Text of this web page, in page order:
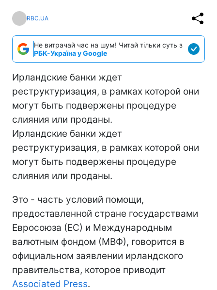
RBC.UA
Не витрачай час на шум! Читай тільки суть з
РБК-Україна у Google
Ирландские банки ждет
реструктуризация, в рамках которой они
могут быть подвержены процедуре
слияния или проданы.
Ирландские банки ждет
реструктуризация, в рамках которой они
могут быть подвержены процедуре
слияния или проданы.
Это - часть условий помощи,
предоставленной стране государствами
Евросоюза (ЕС) и Международным
валютным фондом (МВФ), говорится в
официальном заявлении ирландского
правительства, которое приводит
Associated Press.